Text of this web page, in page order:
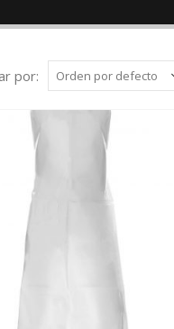
por: